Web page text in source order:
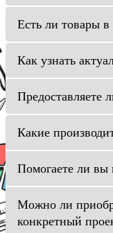
Есть ли товары
Как узнать
Предоставляете
Какие
Помогаете ли вы
Можно ли
конкретный